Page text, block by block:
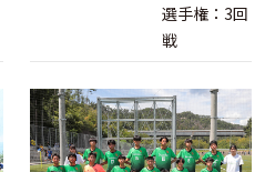
選手権：3回
戦